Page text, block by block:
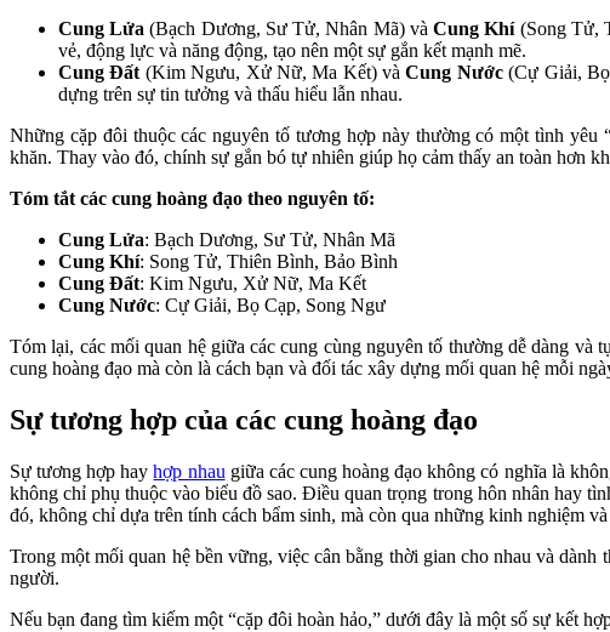
Cung Lửa (Bạch Dương, Sư Tử, Nhân Mã) vàCung Khí(Song Tử,
vẻ, động lực và năng động, tạo nên một sự gắn kết mạnh mẽ.
Cung Đất(Kim Ngưu, Xử Nữ, Ma Kết) vàCung Nước(Cự Giải, Bọ
dựng trên sự tin tưởng và thấu hiểu lẫn nhau.
Những cặp đôi thuộc các nguyên tố tương hợp này thường có một tình
khăn. Thay vào đó, chính sự gắn bó tự nhiên giúp họ cảm thấy an toàn hơn
Tóm tắt các cung hoàng đạo theo nguyên tố:
Cung Lửa: Bạch Dương, Sư Tử, Nhân Mã
Cung Khí: Song Tử, Thiên Bình, Bảo Bình
Cung Đất: Kim Ngưu, Xử Nữ, Ma Kết
Cung Nước: Cự Giải, Bọ Cạp, Song Ngư
Tóm lại, các mối quan hệ giữa các cung cùng nguyên tố thường dễ dàng
cung hoàng đạo mà còn là cách bạn và đối tác xây dựng mối quan hệ mỗi
Sự tương hợp của các cung hoàng đạo
Sự tương hợp hayhợp nhau giữa các cung hoàng đạo không có nghĩa là
không chỉ phụ thuộc vào biểu đồ sao. Điều quan trọng trong hôn nhân hay
đó, không chỉ dựa trên tính cách bẩm sinh, mà còn qua những kinh nghiệm
Trong một mối quan hệ bền vững, việc cân bằng thời gian cho nhau và
người.
Nếu bạn đang tìm kiếm một “cặp đôi hoàn hảo,” dưới đây là một số sự kết